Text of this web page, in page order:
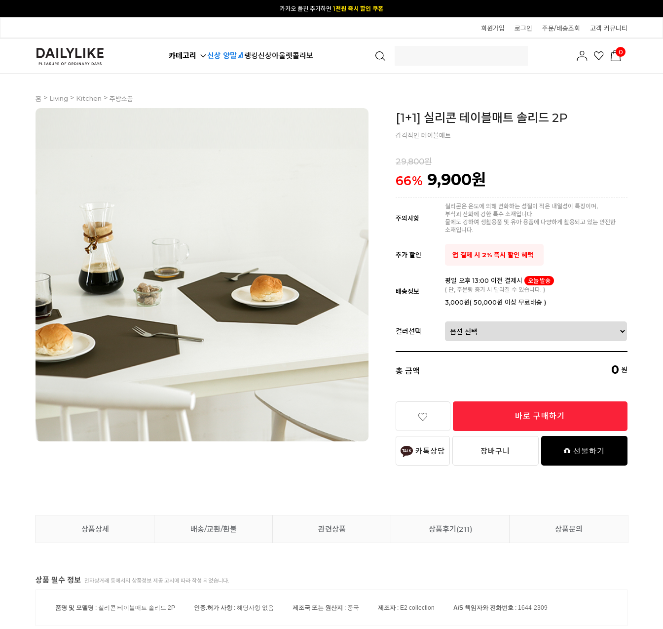
카카오 플친 추가하면 1천원 즉시 할인 쿠폰
회원가입 로그인 주문/배송조회 고객 커뮤니티
카테고리 신상 양말🧦랭킹신상아울렛콜라보 0
홈 > Living > Kitchen > 주방소품
[1+1] 실리콘 테이블매트 솔리드 2P
감각적인 테이블매트
29,800원
66% 9,900원
주의사항
실리콘은 온도에 의해 변화하는 성질이 적은 내열성이 특징이며,
부식과 산화에 강한 특수 소재입니다.
물에도 강하여 생활용품 및 유아 용품에 다양하게 활용되고 있는 안전한
소재입니다.
추가 할인 앱 결제 시 2% 즉시 할인 혜택
배송정보
평일 오후 13:00 이전 결제시
오늘 발송
( 단, 주문량 증가 시 달라질 수 있습니다. )
3,000원( 50,000원 이상 무료배송 )
컬러선택
총 금액 0 원
바로 구매하기
카톡상담 장바구니 선물하기
상품상세 배송/교환/환불 관련상품 상품후기(211) 상품문의
상품 필수 정보 전자상거래 등에서의 상품정보 제공 고시에 따라 작성 되었습니다.
품명 및 모델명 : 실리콘 테이블매트 솔리드 2P 인증.허가 사항: 해당사항 없음 제조국 또는 원산지 : 중국 제조자: E2 collection A/S 책임자와 전화번호 : 1644-2309